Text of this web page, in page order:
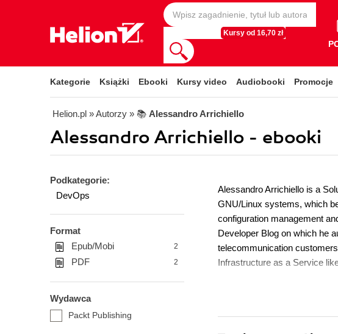
Kursy od 16,70 zł
Kategorie Książki Ebooki Kursy video Audiobooki Promocje
Helion.pl » Autorzy » 📚 Alessandro Arrichiello
Alessandro Arrichiello - ebooki
Podkategorie:
DevOps
Format
Epub/Mobi
2
PDF 2
Wydawca
Packt Publishing
Alessandro Arrichiello is a
GNU/Linux systems, which
configuration management
Developer Blog on which he
telecommunication
Infrastructure as a Service